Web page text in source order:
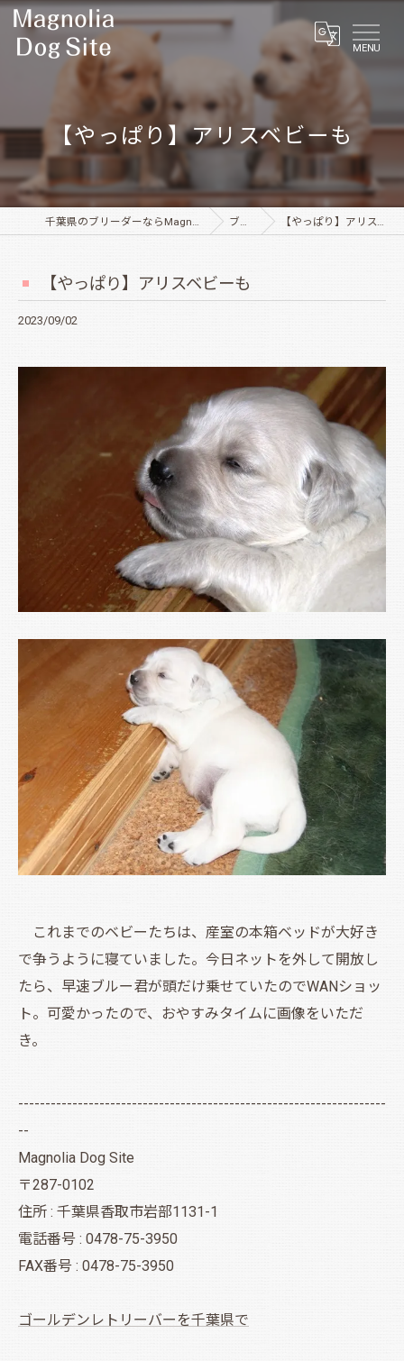
MENU
【やっぱり】アリスベビーも
千葉県のブリーダーならMagnolia Dog Site ブログ 【やっぱり】アリスベビーも
【やっぱり】アリスベビーも
2023/09/02
これまでのベビーたちは、産室の本箱ベッドが大好き
で争うように寝ていました。今日ネットを外して開放し
たら、早速ブルー君が頭だけ乗せていたのでWANショッ
ト。可愛かったので、おやすみタイムに画像をいただ
き。
--------------------------------------------------------------------
--
Magnolia Dog Site
〒287-0102
住所 : 千葉県香取市岩部1131-1
電話番号 : 0478-75-3950
FAX番号 : 0478-75-3950
ゴールデンレトリーバーを千葉県で